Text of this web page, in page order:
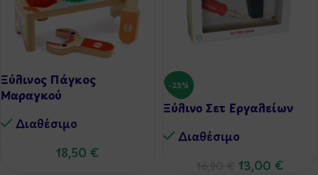
Ξύλινος Πάγκος
Μαραγκού
Διαθέσιμo
18,50 €
-23%
Ξύλινο Σετ Εργαλείων
Διαθέσιμo
13,00 €